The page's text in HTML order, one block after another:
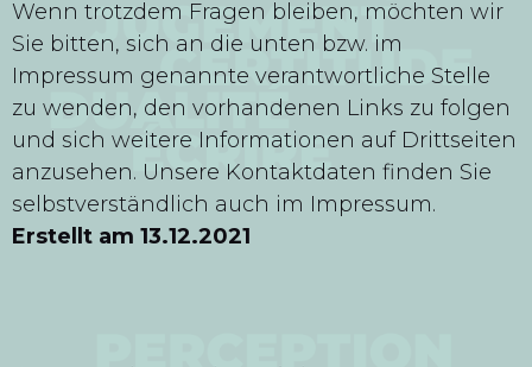
Wenn trotzdem Fragen bleiben, möchten wir
Sie bitten, sich an die unten bzw. im
Impressum genannte verantwortliche Stelle
zu wenden, den vorhandenen Links zu folgen
und sich weitere Informationen auf Drittseiten
anzusehen. Unsere Kontaktdaten finden Sie
selbstverständlich auch im Impressum.
Erstellt am 13.12.2021